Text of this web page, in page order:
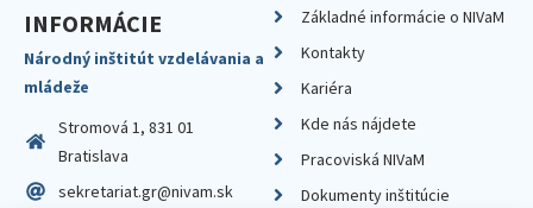
INFORMÁCIE
Národný inštitút vzdelávania a
mládeže
Stromová 1, 831 01
Bratislava
sekretariat.gr@nivam.sk
Základné informácie o NIVaM
Kontakty
Kariéra
Kde nás nájdete
Pracoviská NIVaM
Dokumenty inštitúcie